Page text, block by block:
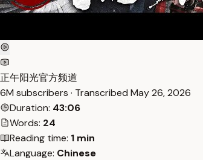
正午阳光官方频道
6M subscribers · Transcribed May 26, 2026
Duration: 43:06
Words: 24
Reading time: 1 min
Language: Chinese